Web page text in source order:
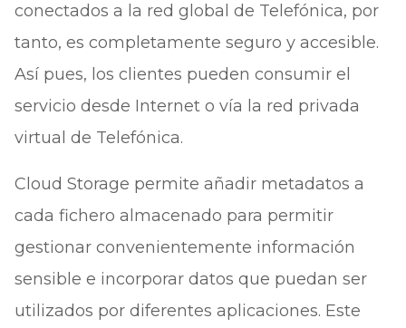
conectados a la red global de Telefónica, por
tanto, es completamente seguro y accesible.
Así pues, los clientes pueden consumir el
servicio desde Internet o vía la red privada
virtual de Telefónica.
Cloud Storage permite añadir metadatos a
cada fichero almacenado para permitir
gestionar convenientemente información
sensible e incorporar datos que puedan ser
utilizados por diferentes aplicaciones. Este